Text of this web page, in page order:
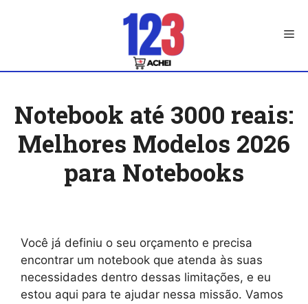
Notebook até 3000 reais:
Melhores Modelos 2026
para Notebooks
Você já definiu o seu orçamento e precisa
encontrar um notebook que atenda às suas
necessidades dentro dessas limitações, e eu
estou aqui para te ajudar nessa missão. Vamos